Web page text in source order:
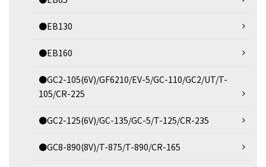
●EB130
●EB160
●GC2-105(6V)/GF6210/EV-5/GC-110/GC2/UT/T-
105/CR-225
●GC2-125(6V)/GC-135/GC-5/T-125/CR-235
●GC8-890(8V)/T-875/T-890/CR-165